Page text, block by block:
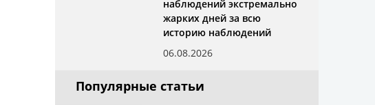
наблюдений экстремально
жарких дней за всю
историю наблюдений
06.08.2026
Популярные статьи